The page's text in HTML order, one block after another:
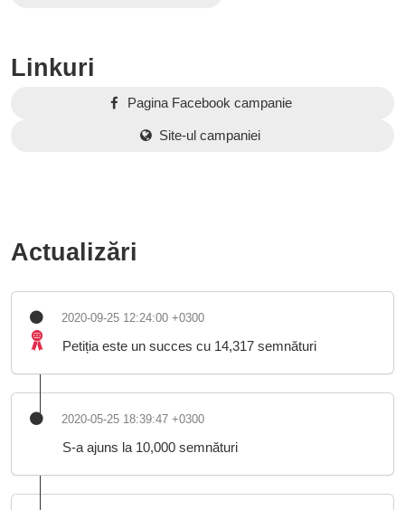
Linkuri
Pagina Facebook campanie
Site-ul campaniei
Actualizări
2020-09-25 12:24:00 +0300
Petiția este un succes cu 14,317 semnături
2020-05-25 18:39:47 +0300
S-a ajuns la 10,000 semnături